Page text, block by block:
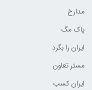
مدارخ
پاک مگ
ایران را بگرد
مستر تعاون
ایران کسب